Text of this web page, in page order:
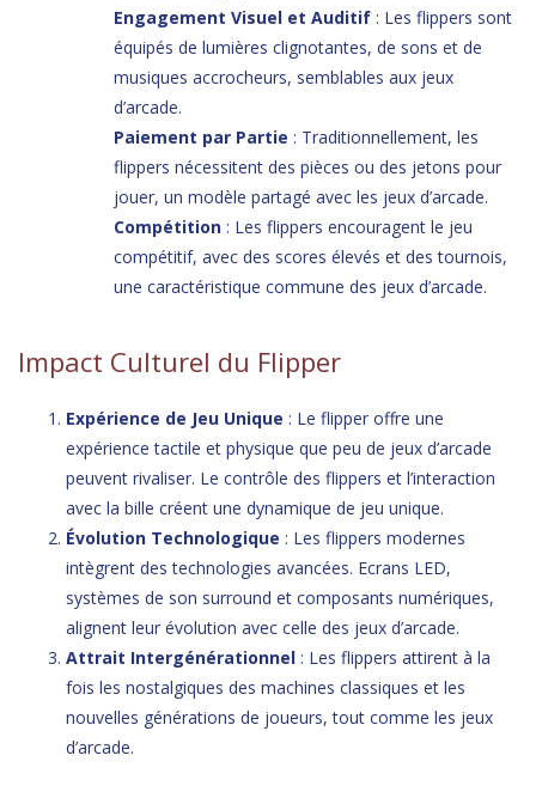
Engagement Visuel et Auditif : Les flippers sont
équipés de lumières clignotantes, de sons et de
musiques accrocheurs, semblables aux jeux
d’arcade.
Paiement par Partie : Traditionnellement, les
flippers nécessitent des pièces ou des jetons pour
jouer, un modèle partagé avec les jeux d’arcade.
Compétition : Les flippers encouragent le jeu
compétitif, avec des scores élevés et des tournois,
une caractéristique commune des jeux d’arcade.
Impact Culturel du Flipper
Expérience de Jeu Unique : Le flipper offre une
expérience tactile et physique que peu de jeux d’arcade
peuvent rivaliser. Le contrôle des flippers et l’interaction
avec la bille créent une dynamique de jeu unique.
Évolution Technologique : Les flippers modernes
intègrent des technologies avancées. Ecrans LED,
systèmes de son surround et composants numériques,
alignent leur évolution avec celle des jeux d’arcade.
Attrait Intergénérationnel : Les flippers attirent à la
fois les nostalgiques des machines classiques et les
nouvelles générations de joueurs, tout comme les jeux
d’arcade.